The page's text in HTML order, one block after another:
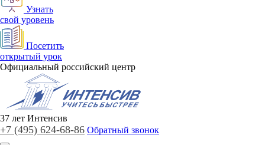
Узнать
свой уровень
Посетить
открытый урок
Официальный российский центр
37 лет Интенсив
+7 (495) 624-68-86 Обратный звонок